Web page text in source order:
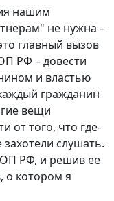
нашим
не нужна –
главный вызов
РФ – довести
и властью
гражданин
вещи
от того, что где-
слушать.
РФ, и решив ее
о котором я